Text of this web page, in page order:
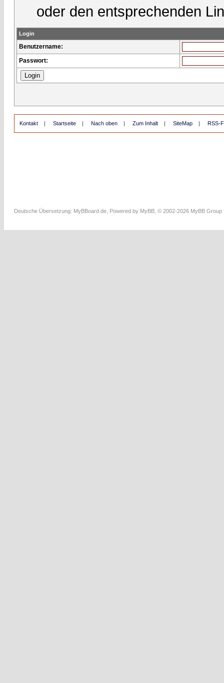
oder den entsprechenden
Login
Benutzername:
Passwort:
Kontakt | Startseite | Nach oben | Zum Inhalt | SiteMap | RSS-
Deutsche Übersetzung: MyBBoard.de , Powered by MyBB , © 2002-2026 MyBB Group